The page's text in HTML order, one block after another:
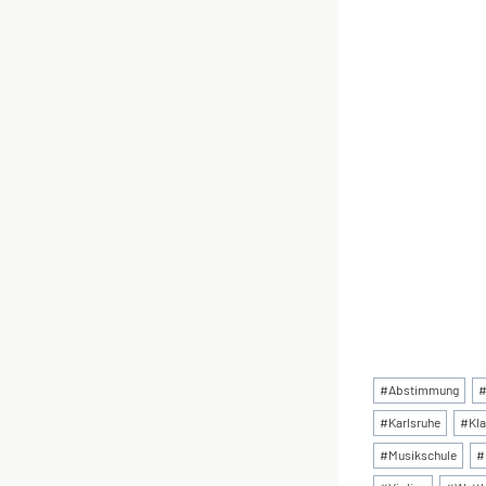
Schlagworte:
#Abstimmung #
#Karlsruhe #
#Musikschule #